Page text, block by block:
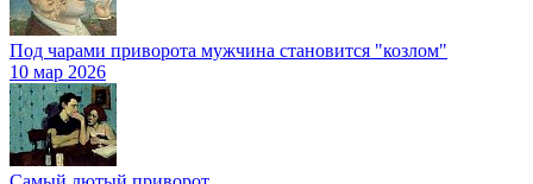
Под чарами приворота мужчина становится "козлом"
10 мар 2026